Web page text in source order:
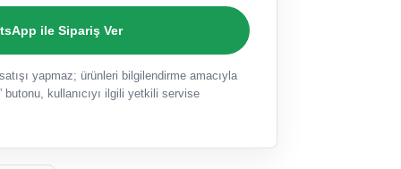
ile Sipariş Ver
yapmaz; ürünleri bilgilendirme amacıyla
butonu, kullanıcıyı ilgili yetkili servise